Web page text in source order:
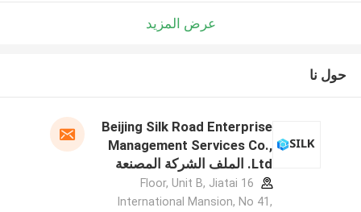
عرض المزيد
حول نا
Beijing Silk Road Enterprise
Management Services Co.,
Ltd. الملف الشركة المصنعة
16 Floor, Unit B, Jiatai
International Mansion, No 41,